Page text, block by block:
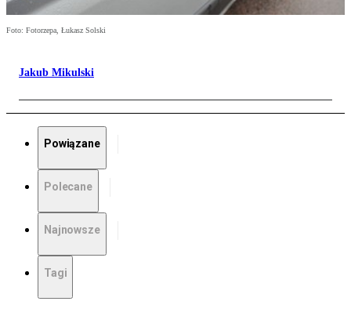
Foto: Fotorzepa, Łukasz Solski
Jakub Mikulski
Powiązane
Polecane
Najnowsze
Tagi